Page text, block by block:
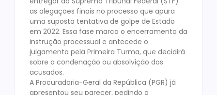
as alegações finais no processo que apura
uma suposta tentativa de golpe de Estado
em 2022. Essa fase marca o encerramento da
instrução processual e antecede o
julgamento pela Primeira Turma, que decidirá
sobre a condenação ou absolvição dos
acusados.
A Procuradoria-Geral da República (PGR) já
apresentou seu parecer, pedindo a